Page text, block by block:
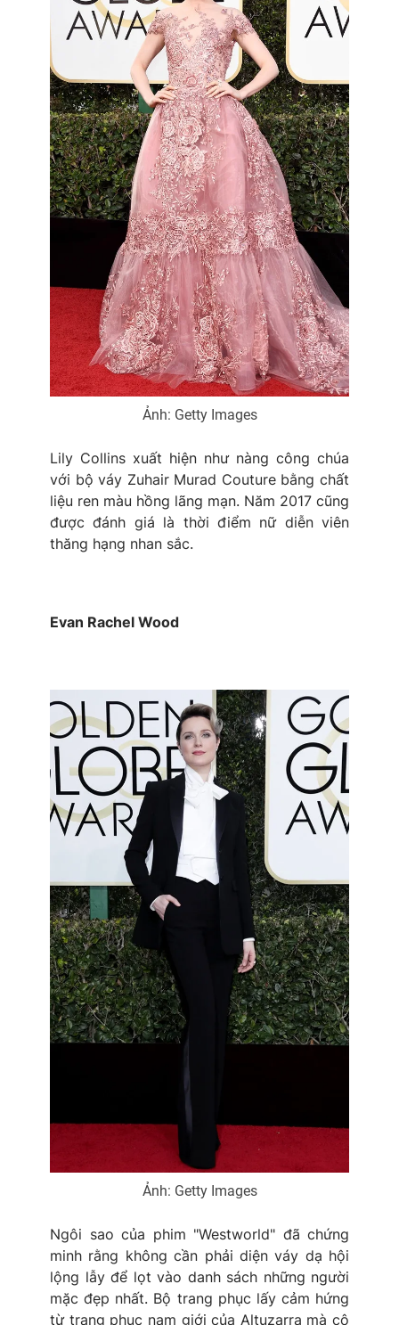
Ảnh: Getty Images
Lily Collins xuất hiện như nàng công chúa
với bộ váy Zuhair Murad Couture bằng chất
liệu ren màu hồng lãng mạn. Năm 2017 cũng
được đánh giá là thời điểm nữ diễn viên
thăng hạng nhan sắc.
Evan Rachel Wood
Ảnh: Getty Images
Ngôi sao của phim "Westworld" đã chứng
minh rằng không cần phải diện váy dạ hội
lộng lẫy để lọt vào danh sách những người
mặc đẹp nhất. Bộ trang phục lấy cảm hứng
từ trang phục nam giới của Altuzarra mà cô